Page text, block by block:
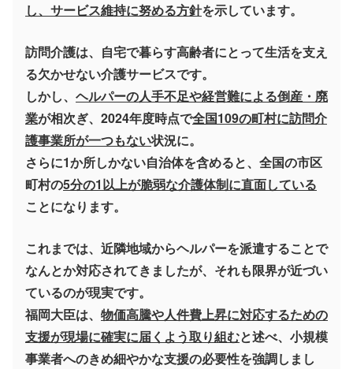
し、サービス維持に努める方針を示しています。
訪問介護は、自宅で暮らす高齢者にとって生活を支え
る欠かせない介護サービスです。
しかし、 ヘルパーの人手不足や経営難による倒産・廃
業が相次ぎ、2024年度時点で全国109の町村に訪問介
護事業所が一つもない状況に。
さらに1か所しかない自治体を含めると、全国の市区
町村の5分の1以上が脆弱な介護体制に直面している
ことになります。
これまでは、近隣地域からヘルパーを派遣することで
なんとか対応されてきましたが、それも限界が近づい
ているのが現実です。
福岡大臣は、 物価高騰や人件費上昇に対応するための
支援が現場に確実に届くよう取り組むと述べ、小規模
事業者へのきめ細やかな支援の必要性を強調しまし